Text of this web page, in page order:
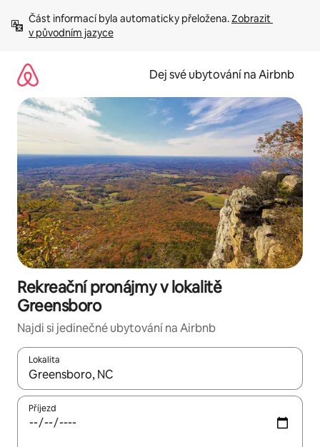
obsah
Část informací byla automaticky přeložena. Zobrazit
v původním jazyce
Dej své ubytování na Airbnb
Rekreační pronájmy v lokalitě
Greensboro
Najdi si jedinečné ubytování na Airbnb
Lokalita
Až budou výsledky k dispozici, můžeš si je procházet pomocí
Příjezd